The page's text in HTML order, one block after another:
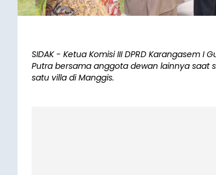
SIDAK - Ketua Komisi III DPRD Karangasem I
Putra bersama anggota dewan lainnya saat
satu villa di Manggis.